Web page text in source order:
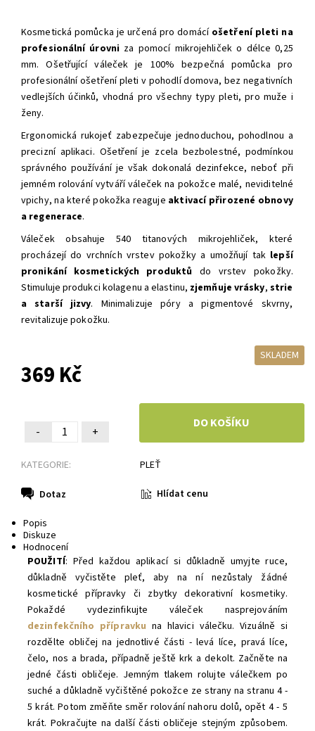
Kosmetická pomůcka je určená pro domácí ošetření pleti na
profesionální úrovni za pomocí mikrojehliček o délce 0,25
mm. Ošetřující váleček je 100% bezpečná pomůcka pro
profesionální ošetření pleti v pohodlí domova, bez negativních
vedlejších účinků, vhodná pro všechny typy pleti, pro muže i
ženy.
Ergonomická rukojeť zabezpečuje jednoduchou, pohodlnou a
precizní aplikaci. Ošetření je zcela bezbolestné, podmínkou
správného používání je však dokonalá dezinfekce, neboť při
jemném rolování vytváří váleček na pokožce malé, neviditelné
vpichy, na které pokožka reaguje aktivací přirozené obnovy
a regenerace.
Váleček obsahuje 540 titanových mikrojehliček, které
procházejí do vrchních vrstev pokožky a umožňují tak lepší
pronikání kosmetických produktů do vrstev pokožky.
Stimuluje produkci kolagenu a elastinu, zjemňuje vrásky, strie
a starší jizvy. Minimalizuje póry a pigmentové skvrny,
revitalizuje pokožku.
SKLADEM
369 Kč
- +
KATEGORIE: PLEŤ
Dotaz Hlídat cenu
Popis
Diskuze
Hodnocení
POUŽITÍ: Před každou aplikací si důkladně umyjte ruce,
důkladně vyčistěte pleť, aby na ní nezůstaly žádné
kosmetické přípravky či zbytky dekorativní kosmetiky.
Pokaždé vydezinfikujte váleček nasprejováním
dezinfekčního přípravku na hlavici válečku. Vizuálně si
rozdělte obličej na jednotlivé části - levá líce, pravá líce,
čelo, nos a brada, případně ještě krk a dekolt. Začněte na
jedné části obličeje. Jemným tlakem rolujte válečkem po
suché a důkladně vyčištěné pokožce ze strany na stranu 4 -
5 krát. Potom změňte směr rolování nahoru dolů, opět 4 - 5
krát. Pokračujte na další části obličeje stejným způsobem.